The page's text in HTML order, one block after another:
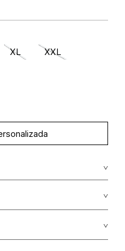
XL
XXL
en máquina. los